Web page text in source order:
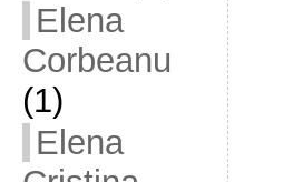
Elena
Corbeanu
(1)
Elena